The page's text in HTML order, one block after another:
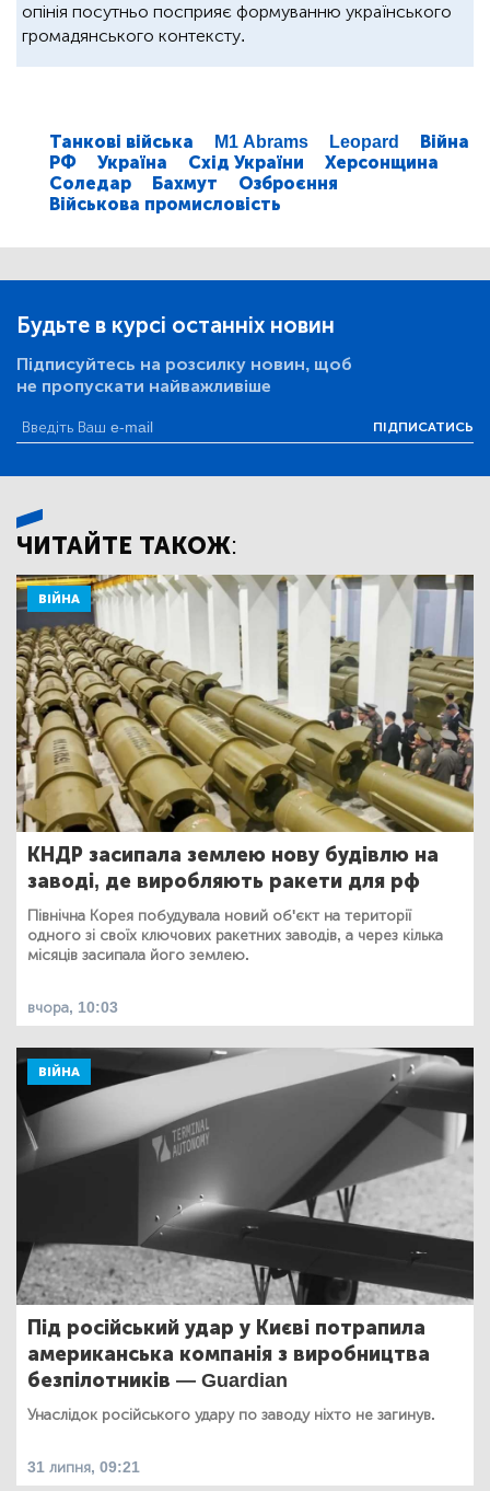
опінія посутньо посприяє формуванню українського
громадянського контексту.
Танкові війська M1 Abrams Leopard
Війна
РФ
Україна Схід України
Херсонщина
Соледар
Бахмут
Озброєння
Військова промисловість
Будьте в курсі останніх новин
Підписуйтесь на розсилку новин, щоб
не пропускати найважливіше
ПІДПИСАТИСЬ
ЧИТАЙТЕ ТАКОЖ:
ВІЙНА
КНДР засипала землею нову будівлю на
заводі, де виробляють ракети для рф
Північна Корея побудувала новий об'єкт на території
одного зі своїх ключових ракетних заводів, а через кілька
місяців засипала його землею.
вчора, 10:03
ВІЙНА
Під російський удар у Києві потрапила
американська компанія з виробництва
безпілотників — Guardian
Унаслідок російського удару по заводу ніхто не загинув.
31 липня, 09:21